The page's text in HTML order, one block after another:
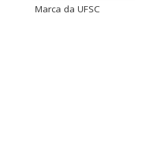
Marca da UFSC